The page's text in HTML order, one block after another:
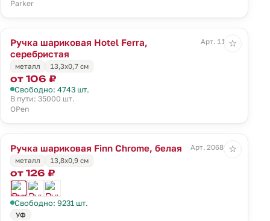
Parker
Ручка шариковая Hotel Ferra,
серебристая
Арт. 11231
металл 13,3х0,7 см
от 106 ₽
Свободно: 4743 шт.
В пути: 35000 шт.
OPen
☆
Ручка шариковая Finn Chrome, белая
Арт. 20686.60
металл
13,8х0,9 см
от 126 ₽
Свободно: 9231 шт.
УФ
☆